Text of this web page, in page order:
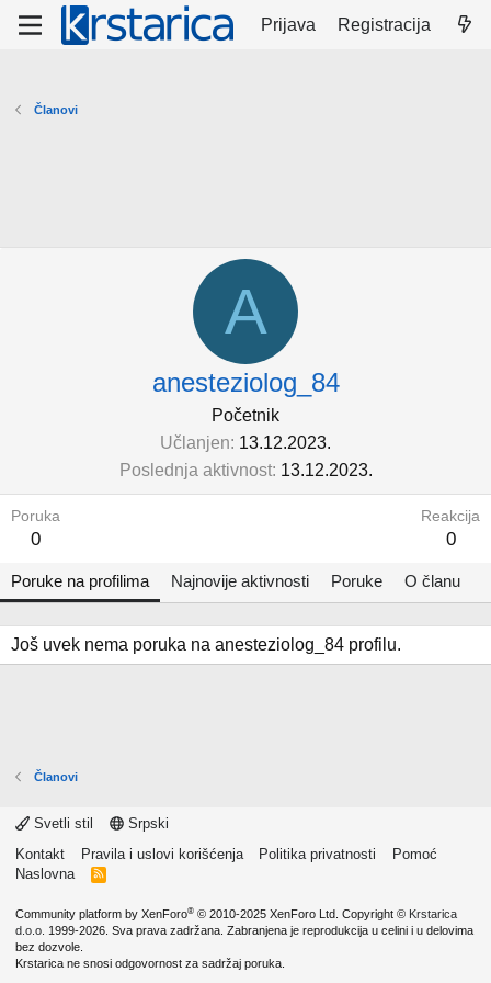
Prijava Registracija
Članovi
A
anesteziolog_84
Početnik
Učlanjen 13.12.2023.
Poslednja aktivnost 13.12.2023.
Poruka
0
Reakcija
0
Poruke na profilima Najnovije aktivnosti Poruke O članu
Još uvek nema poruka na anesteziolog_84 profilu.
Članovi
Svetli stil
Srpski
Kontakt
Pravila i uslovi korišćenja Politika privatnosti
Pomoć
Naslovna
R
Community platform by XenForo® © 2010-2025 XenForo Ltd. Copyright © Krstarica
d.o.o. 1999-2026. Sva prava zadržana. Zabranjena je reprodukcija u celini i u delovima
bez dozvole.
Krstarica ne snosi odgovornost za sadržaj poruka.